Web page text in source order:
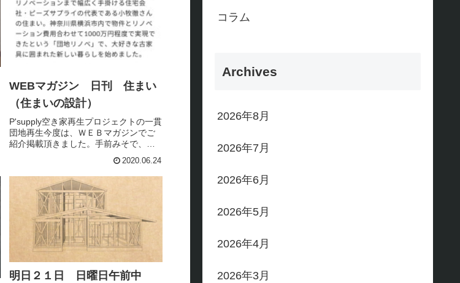
WEBマガジン 日刊 住まい
（住まいの設計）
P'supply空き家再生プロジェクトの一貫
団地再生今度は、ＷＥＢマガジンでご
紹介掲載頂きました。手前みそで、す
す。洗面所の収納棚上にサ-キュレ-ショ
ン置場とてもお勧めでございます特に
この季節には。コンセ...
2020.06.24
明日２１日 日曜日午前中
コラム
Archives
2026年8月
2026年7月
2026年6月
2026年5月
2026年4月
2026年3月